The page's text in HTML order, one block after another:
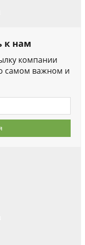
к нам
компании
самом важном и